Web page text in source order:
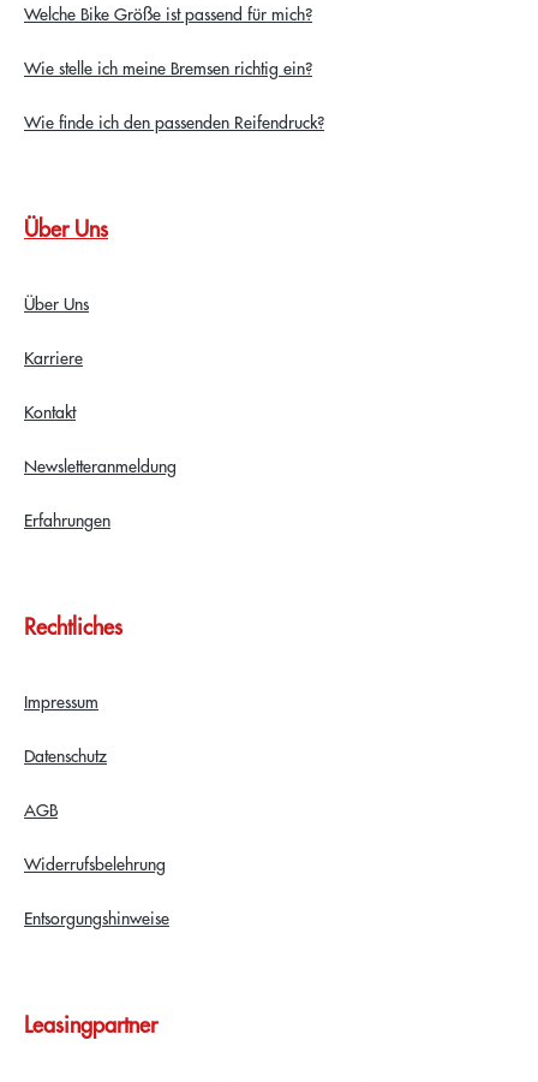
Welche Bike Größe ist passend für mich?
Wie stelle ich meine Bremsen richtig ein?
Wie finde ich den passenden Reifendruck?
Über Uns
Über Uns
Karriere
Kontakt
Newsletteranmeldung
Erfahrungen
Rechtliches
Impressum
Datenschutz
AGB
Widerrufsbelehrung
Entsorgungshinweise
Leasingpartner